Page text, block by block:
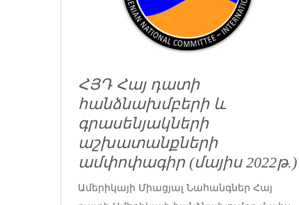
ՀՅԴ Հայ դատի
հանձնախմբերի և
գրասենյակների
աշխատանքների
ամփոփագիր (մայիս 2022թ.)
Ամերիկայի Միացյալ Նահանգներ Հայ